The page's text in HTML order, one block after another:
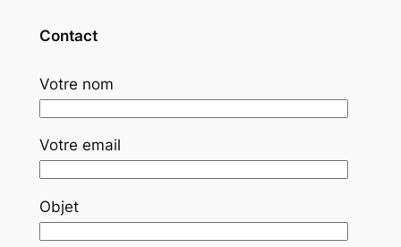
Contact
Votre nom
Votre email
Objet